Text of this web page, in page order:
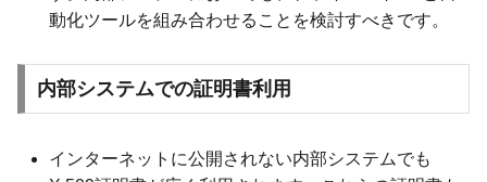
動化ツールを組み合わせることを検討すべきです。
内部システムでの証明書利用
インターネットに公開されない内部システムでも